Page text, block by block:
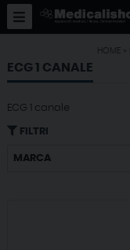
HOME
ECG 1 CANALE
ECG 1 canale
FILTRI
MARCA